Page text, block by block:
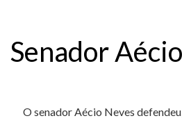
Senador
O senador Aécio Neves